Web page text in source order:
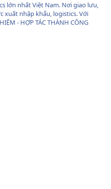
lớn nhất Việt Nam. Nơi giao lưu,
xuất nhập khẩu, logistics. Với
- HỢP TÁC THÀNH CÔNG